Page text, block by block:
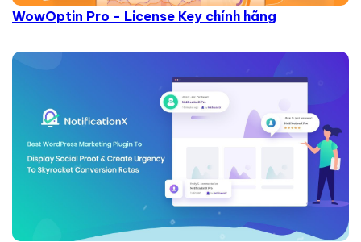
WowOptin Pro - License Key chính hãng